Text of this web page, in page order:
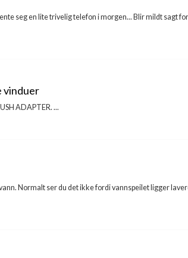
seg en lite trivelig telefon i morgen... Blir mildt sagt
vinduer
ADAPTER. ...
Normalt ser du det ikke fordi vannspeilet ligger